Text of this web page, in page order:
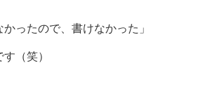
かったので、書けなかった」
（笑）